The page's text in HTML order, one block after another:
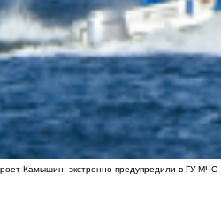
Камышин, экстренно предупредили в ГУ МЧС